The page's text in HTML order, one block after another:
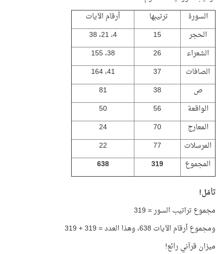
السورة
ترتيبها
أرقام الآيات
الحجر
15
4، 21، 38
الشعراء
26
38، 155
الصافات
37
41، 164
ص
38
81
الواقعة
56
50
المعارج
70
24
المرسلات
77
22
المجموع
319
638
تأمّل!
مجموع تراتيب السور = 319
ومجموع أرقام الآيات 638، وهذا العدد = 319 + 319
ميزان قرآني رائع!